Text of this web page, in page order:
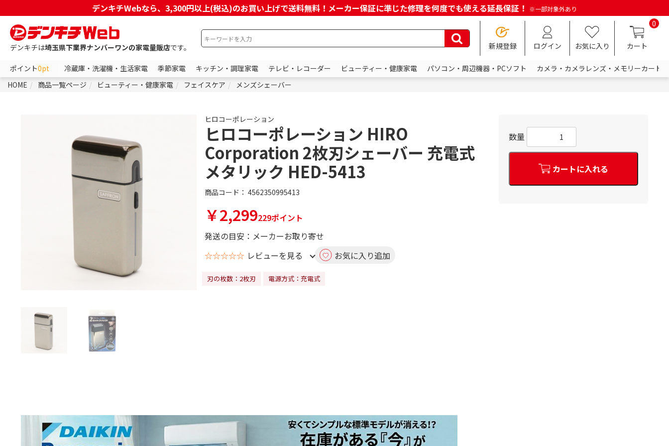
デンキチWebなら、3,300円以上(税込)のお買い上げで送料無料！メーカー保証に準じた修理を何度でも使える延長保証！ ※一部対象外あり
デンキチは埼玉県下業界ナンバーワンの家電量販店です。 新規登録 ログイン お気に入り
0
カート
ポイント0pt 冷蔵庫・洗濯機・生活家電 季節家電 キッチン・調理家電 テレビ・レコーダー ビューティー・健康家電 パソコン・周辺機器・PCソフト
カメラ・カメラレンズ・メモリーカード
HOME
商品一覧ページ ビューティー・健康家電 フェイスケア メンズシェーバー
ヒロコーポレーション
ヒロコーポレーション HIRO
Corporation 2枚刃シェーバー 充電式
メタリック HED-5413
商品コード： 4562350995413
￥2,299229ポイント
発送の目安：メーカーお取り寄せ
☆☆☆☆☆ レビューを見る お気に入り追加
刃の枚数：2枚刃 電源方式：充電式
数量
カートに入れる